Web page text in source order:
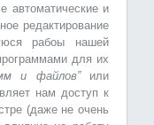
автоматические и
редактирование
рабоы нашей
для их
и файлов”или
нам доступ к
(даже не очень